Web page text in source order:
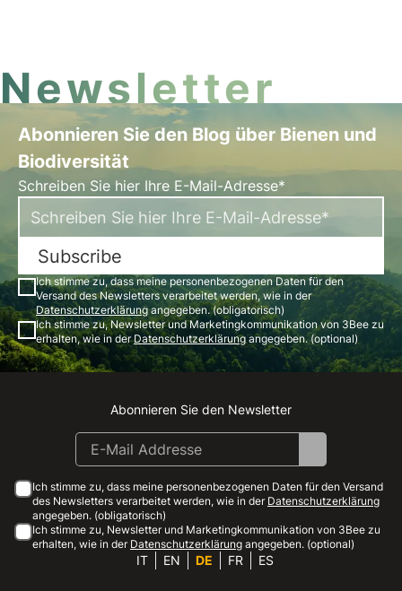
Newsletter
Abonnieren Sie den Blog über Bienen und
Biodiversität
Schreiben Sie hier Ihre E-Mail-Adresse*
Subscribe
Ich stimme zu, dass meine personenbezogenen Daten für den
Versand des Newsletters verarbeitet werden, wie in der
Datenschutzerklärungangegeben. (obligatorisch)
Ich stimme zu, Newsletter und Marketingkommunikation von 3Bee zu
erhalten, wie in derDatenschutzerklärungangegeben. (optional)
Instagram
Facebook
Linkedin
Youtube
Abonnieren Sie den Newsletter
Ich stimme zu, dass meine personenbezogenen Daten für den Versand
des Newsletters verarbeitet werden, wie in der Datenschutzerklärung
angegeben. (obligatorisch)
Ich stimme zu, Newsletter und Marketingkommunikation von 3Bee zu
erhalten, wie in der Datenschutzerklärung angegeben. (optional)
IT EN DE FR ES